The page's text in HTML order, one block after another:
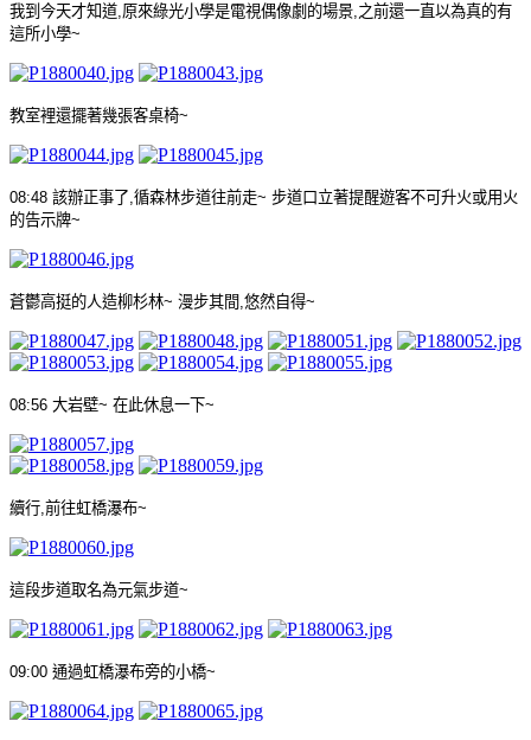
我到今天才知道 原來綠光小學是電視偶像劇的場景 之前還一直以為真的有
這所小學~
教室裡還擺著幾張客桌椅~
08:48 該辦正事了 循森林步道往前走~ 步道口立著提醒遊客不可升火或用火
的告示牌~
蒼鬱高挺的人造柳杉林~ 漫步其間 悠然自得~
08:56 大岩壁~ 在此休息一下~
續行 前往虹橋瀑布~
這段步道取名為元氣步道~
09:00 通過虹橋瀑布旁的小橋~